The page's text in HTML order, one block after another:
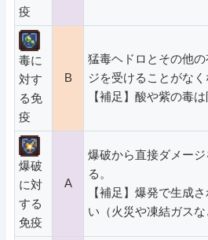
疫
毒に
対す
る免
疫
B
猛毒ヘドロとその他
ジを受けることがなく
【補足】酸や紫の毒
爆破
に対
する
免疫
A
爆破から直接ダメー
る。
【補足】爆発で生成
い（火災や凍結ガスな